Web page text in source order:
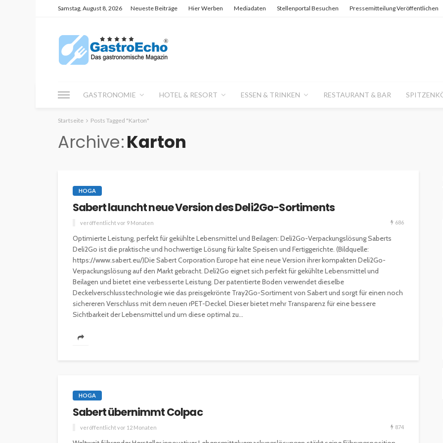
Samstag, August 8, 2026 Neueste Beiträge Hier Werben Mediadaten Stellenportal Besuchen Pressemitteilung Veröffentlichen
GASTRONOMIE HOTEL & RESORT ESSEN & TRINKEN RESTAURANT & BAR
Startseite Posts Tagged "Karton"
Archive Karton
HOGA
Sabert launcht neue Version des Deli2Go-Sortiments
veröffentlicht vor 9 Monaten 686
Optimierte Leistung, perfekt für gekühlte Lebensmittel und Beilagen: Deli2Go-Verpackungslösung Saberts
Deli2Go ist die praktische und hochwertige Lösung für kalte Speisen und Fertiggerichte. (Bildquelle:
https://www.sabert.eu/)Die Sabert Corporation Europe hat eine neue Version ihrer kompakten Deli2Go-
Verpackungslösung auf den Markt gebracht. Deli2Go eignet sich perfekt für gekühlte Lebensmittel und
Beilagen und bietet eine verbesserte Leistung. Der patentierte Boden verwendet dieselbe
Deckelverschlusstechnologie wie das preisgekrönte Tray2Go-Sortiment von Sabert und sorgt für einen noch
sichereren Verschluss mit dem neuen rPET-Deckel. Dieser bietet mehr Transparenz für eine bessere
Sichtbarkeit der Lebensmittel und um diese optimal zu...
HOGA
Sabert übernimmt Colpac
veröffentlicht vor 12 Monaten 874
Kapital in Deutschland zu
ESSEN & TRINKEN
Sterneköche: Insider-Tipps